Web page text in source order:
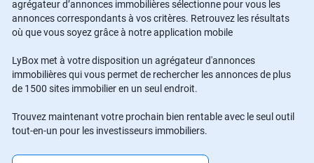
agrégateur d’annonces immobilières sélectionne pour vous les
annonces correspondants à vos critères. Retrouvez les résultats
où que vous soyez grâce à notre application mobile
LyBox met à votre disposition un agrégateur d'annonces
immobilières qui vous permet de rechercher les annonces de plus
de 1500 sites immobilier en un seul endroit.
Trouvez maintenant votre prochain bien rentable avec le seul outil
tout-en-un pour les investisseurs immobiliers.